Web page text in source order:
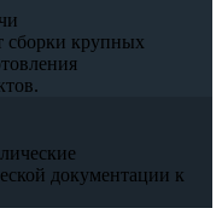
сборки крупных
документации к